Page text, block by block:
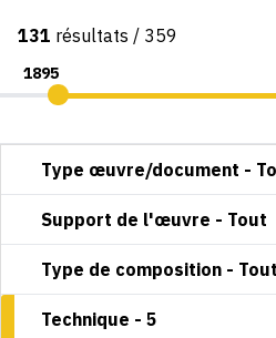
Consultation par
131 résultats / 359
Type œuvre/document -
Support de l'œuvre - Tout
Type de composition - Tout
Technique - 5